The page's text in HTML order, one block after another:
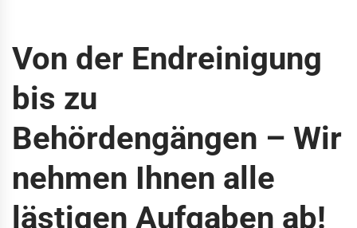
Von der Endreinigung
bis zu
Behördengängen – Wir
nehmen Ihnen alle
lästigen Aufgaben ab!